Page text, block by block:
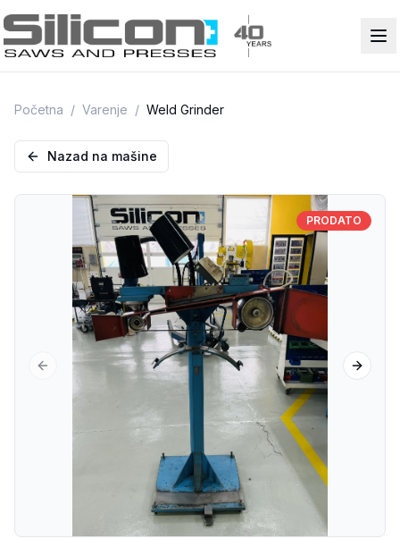
Početna / Varenje / Weld Grinder
Nazad na mašine
Previous slide Next
PRODATO